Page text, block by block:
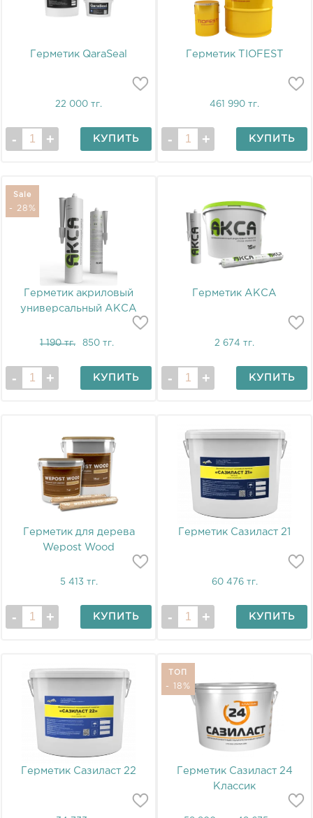
Герметик QaraSeal
22 000 тг.
КУПИТЬ
Герметик TIOFEST
461 990 тг.
КУПИТЬ
- 28%
Sale
Герметик акриловый
универсальный АКСА
1 190 тг. 850 тг.
КУПИТЬ
Герметик АКСА
2 674 тг.
КУПИТЬ
Герметик для дерева
Wepost Wood
5 413 тг.
КУПИТЬ
Герметик Сазиласт 21
60 476 тг.
КУПИТЬ
Герметик Сазиласт 22
- 18%
ТОП
Герметик Сазиласт 24
Классик